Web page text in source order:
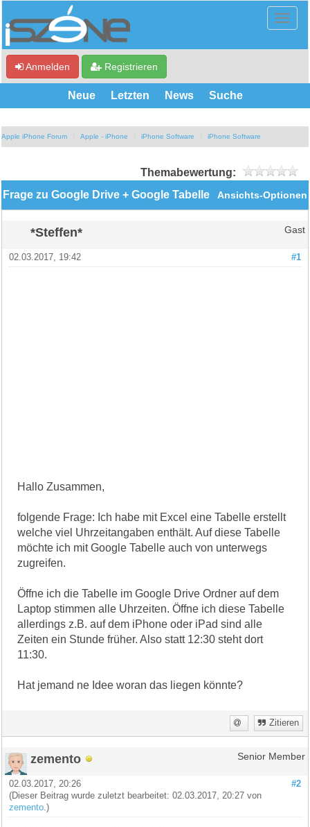
Anmelden Registrieren
Neue Letzten News Suche
Apple iPhone Forum Apple - iPhone iPhone Software iPhone Software
Themabewertung:
Ansichts-Optionen
Frage zu Google Drive + Google Tabelle
*Steffen* Gast
#1
02.03.2017, 19:42
Hallo Zusammen,
folgende Frage: Ich habe mit Excel eine Tabelle erstellt
welche viel Uhrzeitangaben enthält. Auf diese Tabelle
möchte ich mit Google Tabelle auch von unterwegs
zugreifen.
Öffne ich die Tabelle im Google Drive Ordner auf dem
Laptop stimmen alle Uhrzeiten. Öffne ich diese Tabelle
allerdings z.B. auf dem iPhone oder iPad sind alle
Zeiten ein Stunde früher. Also statt 12:30 steht dort
11:30.
Hat jemand ne Idee woran das liegen könnte?
Zitieren
zemento Senior Member
#2
02.03.2017, 20:26
(Dieser Beitrag wurde zuletzt bearbeitet: 02.03.2017, 20:27 von
zemento .)